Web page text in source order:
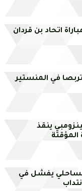
اتحاد بن قردان
في المنستير
ينقذ
المؤقتة
النجم الساحلي يفشل في